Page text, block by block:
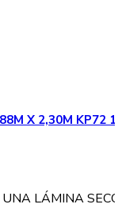
X 2,30M KP72
LÁMINA